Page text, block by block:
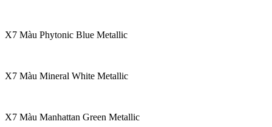
X7 Màu Phytonic Blue Metallic
X7 Màu Mineral White Metallic
X7 Màu Manhattan Green Metallic